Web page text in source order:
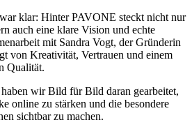
klar: Hinter PAVONE steckt nicht nur
auch eine klare Vision und echte
mit Sandra Vogt, der Gründerin
von Kreativität, Vertrauen und einem
Qualität.
wir Bild für Bild daran gearbeitet,
online zu stärken und die besondere
sichtbar zu machen.